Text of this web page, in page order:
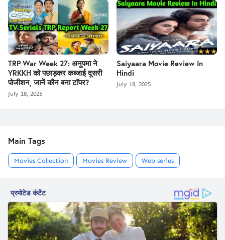
TRP War Week 27: अनुपमा ने
YRKKH को पछाड़कर कब्जाई दूसरी
पोजीशन, जानें कौन बना टॉपर?
July 18, 2025
Saiyaara Movie Review In
Hindi
July 18, 2025
Main Tags
Movies Collection Movies Review Web series